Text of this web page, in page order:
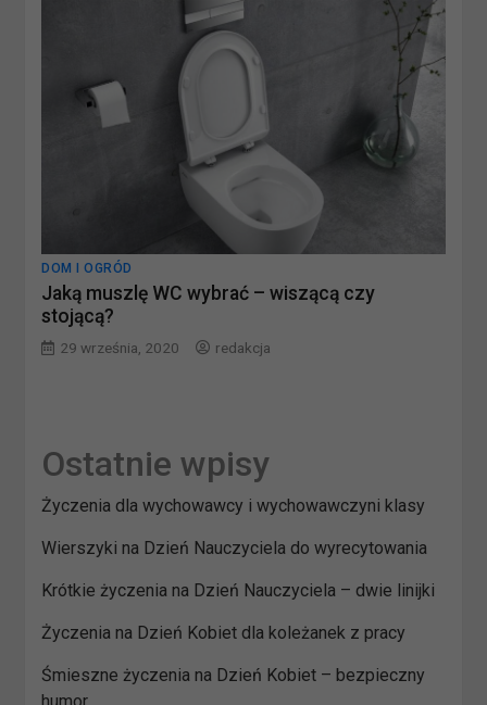
DOM I OGRÓD
Jaką muszlę WC wybrać – wiszącą czy
stojącą?
29 września, 2020 redakcja
Ostatnie wpisy
Życzenia dla wychowawcy i wychowawczyni klasy
Wierszyki na Dzień Nauczyciela do wyrecytowania
Krótkie życzenia na Dzień Nauczyciela – dwie linijki
Życzenia na Dzień Kobiet dla koleżanek z pracy
Śmieszne życzenia na Dzień Kobiet – bezpieczny